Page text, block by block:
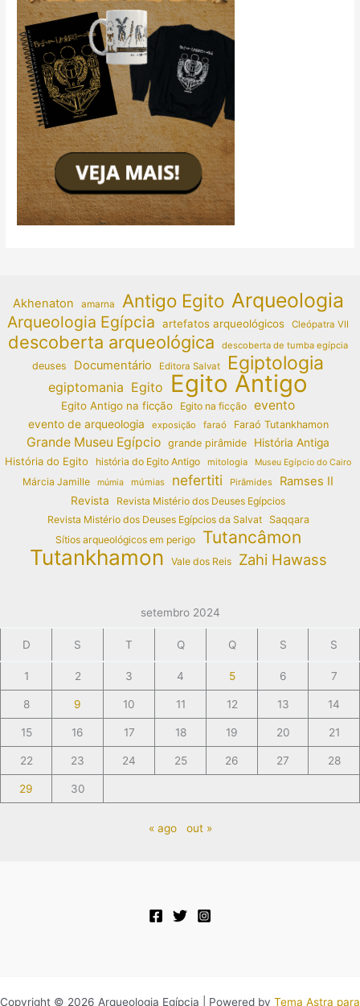
Akhenaton amarna Antigo Egito Arqueologia
Arqueologia Egípcia artefatos arqueológicos Cleópatra VII
descoberta arqueológica descoberta de tumba egípcia
deuses Documentário Editora Salvat Egiptologia
egiptomania Egito Egito Antigo
Egito Antigo na ficção Egito na ficção evento
evento de arqueologia exposição faraó Faraó Tutankhamon
Grande Museu Egípcio grande pirâmide
História Antiga
História do Egito
história do Egito Antigo mitologia Museu Egípcio do Cairo
Márcia Jamille múmia múmias nefertiti Pirâmides Ramses II
Revista
Revista Mistério dos Deuses Egípcios
Revista Mistério dos Deuses Egípcios da Salvat
Saqqara
Sítios arqueológicos em perigo
Tutancâmon
Tutankhamon Vale dos Reis Zahi Hawass
setembro 2024
D S T Q Q S S
1 2 3 4 5 6 7
8 9 10 11 12 13 14
15 16 17 18 19 20 21
22 23 24 25 26 27 28
29 30
« ago out »
Copyright © 2026 Arqueologia Egípcia | Powered by Tema Astra para